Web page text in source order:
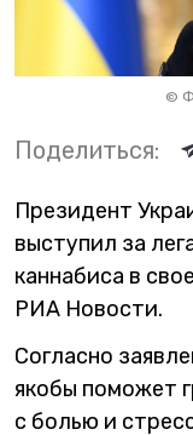
©
Поделиться:
Президент
выступил за
каннабиса в
РИА Новости.
Согласно
якобы поможет
с болью и